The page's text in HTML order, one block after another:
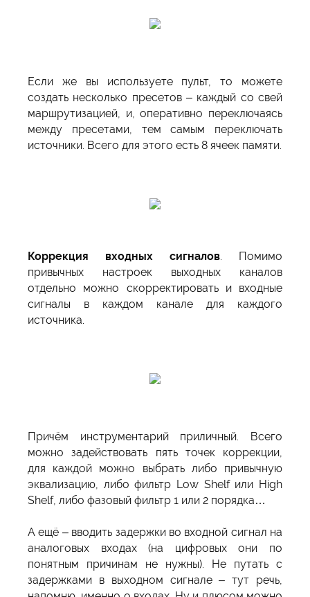
Если же вы используете пульт, то можете
создать несколько пресетов – каждый со свей
маршрутизацией, и, оперативно переключаясь
между пресетами, тем самым переключать
источники. Всего для этого есть 8 ячеек памяти.
Коррекция входных сигналов . Помимо
привычных настроек выходных каналов
отдельно можно скорректировать и входные
сигналы в каждом канале для каждого
источника.
Причём инструментарий приличный. Всего
можно задействовать пять точек коррекции,
для каждой можно выбрать либо привычную
эквализацию, либо фильтр Low Shelf или High
Shelf, либо фазовый фильтр 1 или 2 порядка…
А ещё – вводить задержки во входной сигнал на
аналоговых входах (на цифровых они по
понятным причинам не нужны). Не путать с
задержками в выходном сигнале – тут речь,